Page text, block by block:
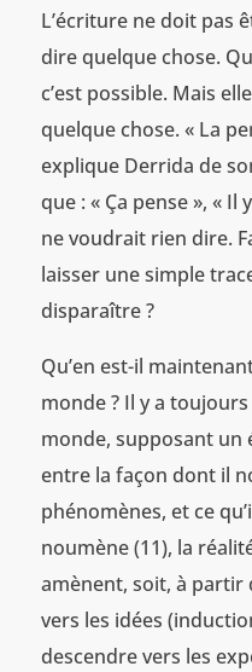
L’écriture ne doit pas
dire quelque chose.
c’est possible. Mais
quelque chose. « La
explique Derrida de
que : « Ça pense », « Il
ne voudrait rien dire.
laisser une simple
disparaître ?
Qu’en est-il
monde ? Il y a
monde, supposant un
entre la façon dont il
phénomènes, et ce
noumène (11), la
amènent, soit, à partir
vers les idées
descendre vers les